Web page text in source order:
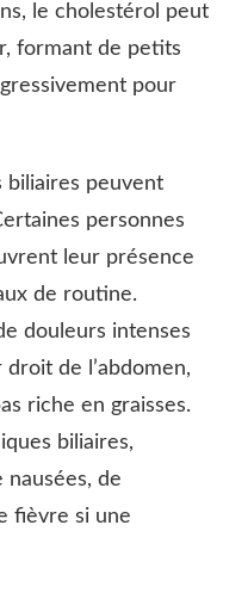
le cholestérol peut
formant de petits
pour
biliaires peuvent
personnes
leur présence
de routine.
douleurs intenses
de l’abdomen,
riche en graisses.
biliaires,
nausées, de
fièvre si une